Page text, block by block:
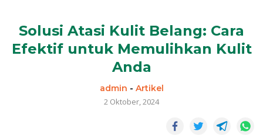
Solusi Atasi Kulit Belang: Cara
Efektif untuk Memulihkan Kulit
Anda
admin - Artikel
2 Oktober, 2024